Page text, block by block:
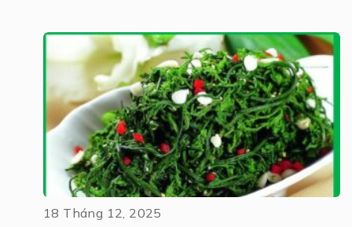
18 Tháng 12, 2025